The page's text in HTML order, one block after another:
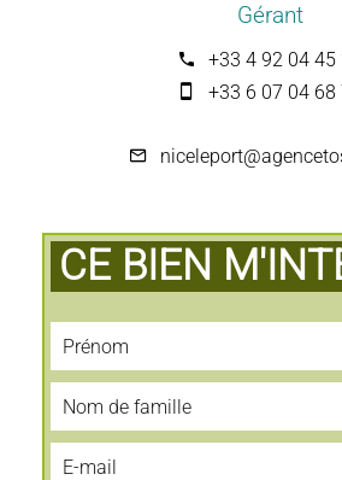
Gérant
+33 4 92 04 45
+33 6 07 04 68
CE BIEN